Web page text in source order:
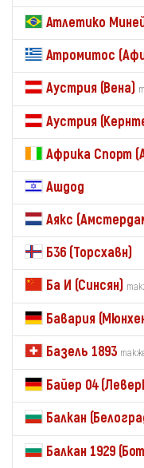
Атлетико
Атромитос
Аустрия (Вена)
Аустрия
Африка Спорт
Ашдод
Аякс
Б36 (Торсхавн)
Ба И (Синсян)
Бавария
Базель 1893
Байер 04
Балкан
Балкан 1929